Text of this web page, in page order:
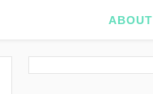
ABOUT